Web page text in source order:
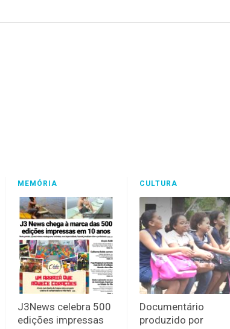
MEMÓRIA
J3News celebra 500
edições impressas
CULTURA
Documentário
produzido por